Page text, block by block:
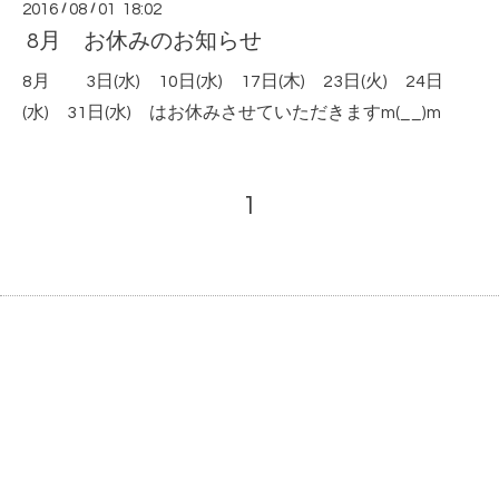
2016 /08 /01 18:02
8月 お休みのお知らせ
8月 3日(水) 10日(水) 17日(木) 23日(火) 24日
(水) 31日(水) はお休みさせていただきますm(__)m
1